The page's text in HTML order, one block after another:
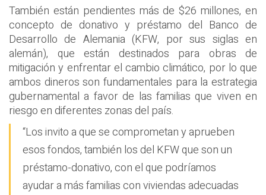
También están pendientes más de $26 millones, en
concepto de donativo y préstamo del Banco de
Desarrollo de Alemania (KFW, por sus siglas en
alemán), que están destinados para obras de
mitigación y enfrentar el cambio climático, por lo que
ambos dineros son fundamentales para la estrategia
gubernamental a favor de las familias que viven en
riesgo en diferentes zonas del país.
“Los invito a que se comprometan y aprueben
esos fondos, también los del KFW que son un
préstamo-donativo, con el que podríamos
ayudar a más familias con viviendas adecuadas